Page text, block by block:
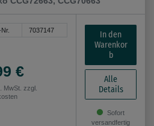
7037147
€
MwSt. zzgl.
In den
Warenkor
b
Alle
Details
Sofort
versandfertig